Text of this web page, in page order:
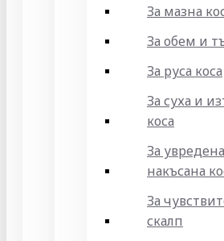
За мазна
За обем и
За руса коса
За суха и
коса
За
накъсана
За
скалп